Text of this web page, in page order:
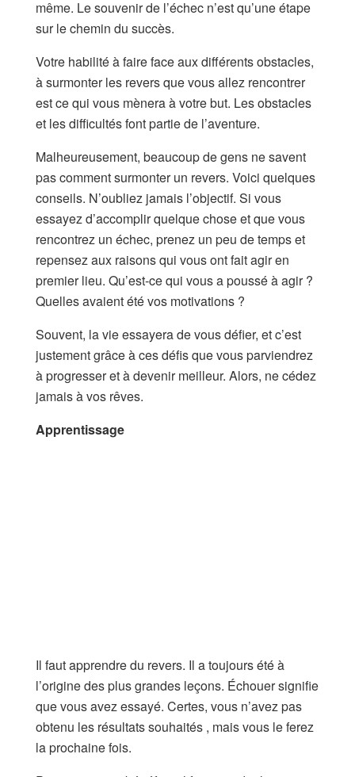
même. Le souvenir de l’échec n’est qu’une étape
sur le chemin du succès.
Votre habilité à faire face aux différents obstacles,
à surmonter les revers que vous allez rencontrer
est ce qui vous mènera à votre but. Les obstacles
et les difficultés font partie de l’aventure.
Malheureusement, beaucoup de gens ne savent
pas comment surmonter un revers. Voici quelques
conseils. N’oubliez jamais l’objectif. Si vous
essayez d’accomplir quelque chose et que vous
rencontrez un échec, prenez un peu de temps et
repensez aux raisons qui vous ont fait agir en
premier lieu. Qu’est-ce qui vous a poussé à agir ?
Quelles avaient été vos motivations ?
Souvent, la vie essayera de vous défier, et c’est
justement grâce à ces défis que vous parviendrez
à progresser et à devenir meilleur. Alors, ne cédez
jamais à vos rêves.
Apprentissage
Il faut apprendre du revers. Il a toujours été à
l’origine des plus grandes leçons. Échouer signifie
que vous avez essayé. Certes, vous n’avez pas
obtenu les résultats souhaités , mais vous le ferez
la prochaine fois.